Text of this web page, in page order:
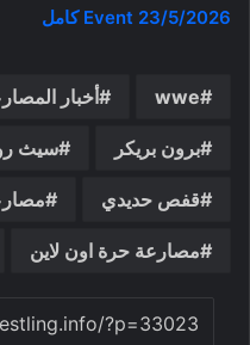
Event 23/5/2026 كامل
wwe أخبار
برون بريكر سيث
قفص حديدي
مصارعة حرة اون لاين